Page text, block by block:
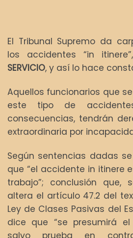
El Tribunal Supremo da
los accidentes “in
SERVICIO, y así lo hace
Aquellos funcionarios que
este tipo de
consecuencias, tendrán
extraordinaria por
Según sentencias dadas
que “el accidente in itinere
trabajo”; conclusión que,
altera el artículo 47.2 del
Ley de Clases Pasivas del
dice que “se presumirá
salvo prueba en